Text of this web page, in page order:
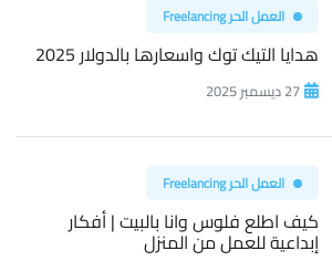
العمل الحر Freelancing
هدايا التيك توك واسعارها بالدولار 2025
27 ديسمبر 2025
العمل الحر Freelancing
كيف اطلع فلوس وانا بالبيت | أفكار
إبداعية للعمل من المنزل